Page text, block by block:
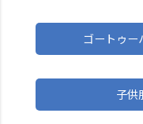
ゴートゥー
子供